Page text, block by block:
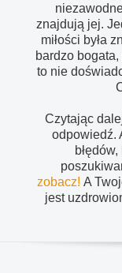
znajdują jej.
miłości była
bardzo
to nie
Czytając
odpowiedź.
zobacz! A
jest